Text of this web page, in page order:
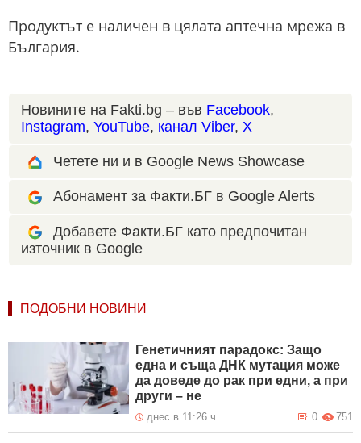
Продуктът е наличен в цялата аптечна мрежа в
България.
Новините на Fakti.bg – във Facebook,
Instagram, YouTube, канал Viber, X
Четете ни и в Google News Showcase
Абонамент за Факти.БГ в Google Alerts
Добавете Факти.БГ като предпочитан
източник в Google
ПОДОБНИ НОВИНИ
Генетичният парадокс: Защо
една и съща ДНК мутация може
да доведе до рак при едни, а при
други – не
днес в 11:26 ч. 751
0